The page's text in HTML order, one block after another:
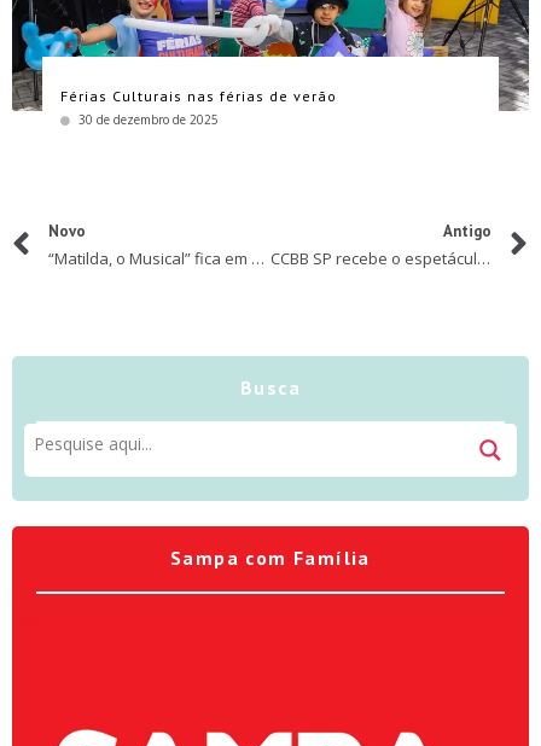
Férias Culturais nas férias de verão
30 de dezembro de 2025
Novo
“Matilda, o Musical” fica em cartaz até fevereiro de 2024
Antigo
CCBB SP recebe o espetáculo “Azul”, da premiada Artesanal Cia de Teatro
Busca
Sampa com Família